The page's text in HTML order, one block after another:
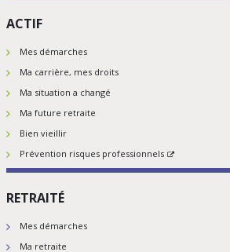
ACTIF
Mes démarches
Ma carrière, mes droits
Ma situation a changé
Ma future retraite
Bien vieillir
Prévention risques professionnels
RETRAITÉ
Mes démarches
Ma retraite